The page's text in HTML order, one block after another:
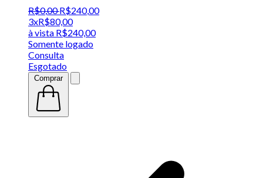
R$0,00 R$240,00
3xR$80,00
à vista R$240,00
Somente logado
Consulta
Esgotado
Comprar